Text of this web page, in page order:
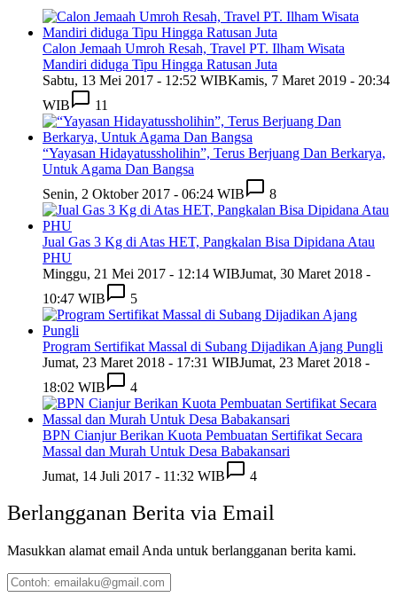
Calon Jemaah Umroh Resah, Travel PT. Ilham Wisata
Mandiri diduga Tipu Hingga Ratusan Juta
Sabtu, 13 Mei 2017 - 12:52 WIBKamis, 7 Maret 2019 - 20:34
WIB
11
“Yayasan Hidayatussholihin”, Terus Berjuang Dan Berkarya,
Untuk Agama Dan Bangsa
Senin, 2 Oktober 2017 - 06:24 WIB
8
Jual Gas 3 Kg di Atas HET, Pangkalan Bisa Dipidana Atau
PHU
Minggu, 21 Mei 2017 - 12:14 WIBJumat, 30 Maret 2018 -
10:47 WIB
5
Program Sertifikat Massal di Subang Dijadikan Ajang Pungli
Jumat, 23 Maret 2018 - 17:31 WIBJumat, 23 Maret 2018 -
18:02 WIB
4
BPN Cianjur Berikan Kuota Pembuatan Sertifikat Secara
Massal dan Murah Untuk Desa Babakansari
Jumat, 14 Juli 2017 - 11:32 WIB
4
Berlangganan Berita via Email
Masukkan alamat email Anda untuk berlangganan berita kami.
Contoh:
emailaku@gmail.com